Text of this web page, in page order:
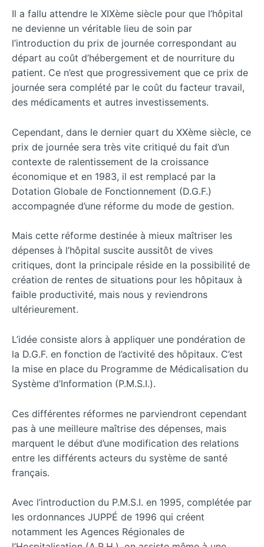
Il a fallu attendre le XIXème siècle pour que l’hôpital
ne devienne un véritable lieu de soin par
l’introduction du prix de journée correspondant au
départ au coût d’hébergement et de nourriture du
patient. Ce n’est que progressivement que ce prix de
journée sera complété par le coût du facteur travail,
des médicaments et autres investissements.
Cependant, dans le dernier quart du XXème siècle, ce
prix de journée sera très vite critiqué du fait d’un
contexte de ralentissement de la croissance
économique et en 1983, il est remplacé par la
Dotation Globale de Fonctionnement (D.G.F.)
accompagnée d’une réforme du mode de gestion.
Mais cette réforme destinée à mieux maîtriser les
dépenses à l’hôpital suscite aussitôt de vives
critiques, dont la principale réside en la possibilité de
création de rentes de situations pour les hôpitaux à
faible productivité, mais nous y reviendrons
ultérieurement.
L’idée consiste alors à appliquer une pondération de
la D.G.F. en fonction de l’activité des hôpitaux. C’est
la mise en place du Programme de Médicalisation du
Système d’Information (P.M.S.I.).
Ces différentes réformes ne parviendront cependant
pas à une meilleure maîtrise des dépenses, mais
marquent le début d’une modification des relations
entre les différents acteurs du système de santé
français.
Avec l’introduction du P.M.S.I. en 1995, complétée par
les ordonnances JUPPÉ de 1996 qui créent
notamment les Agences Régionales de